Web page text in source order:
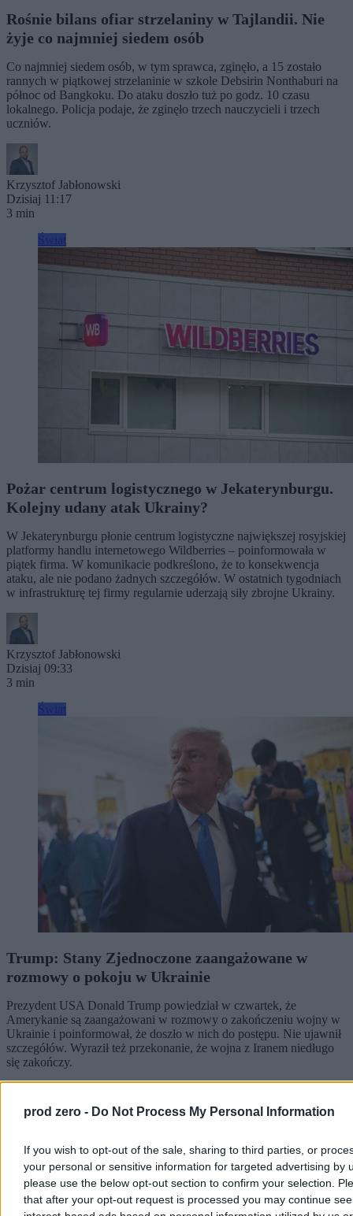
prod zero - Do Not Process My Personal Information
If you wish to opt-out of the sale, sharing to third parties, or
your personal or sensitive information for targeted advertising by
please use the below opt-out section to confirm your selection.
that after your opt-out request is processed you may continue
Rośnie bilans ofiar strzelaniny w Tajlandii. Nie
żyje co najmniej siedem osób
Co najmniej siedem osób, w tym sprawca, zginęło, a 15 zostało
rannych w piątkowej strzelaninie w szkole Debsirin Nonthaburi na
północ od Bangkoku. Do ataku doszło tuż po godz. 10 czasu
lokalnego. Policja podaje, że zginęło trzech nauczycieli i trzech
uczniów.
Krzysztof Jabłonowski
Dzisiaj 11:17
3 min
Pożar centrum logistycznego w Jekaterynburgu.
Kolejny udany atak Ukrainy?
W Jekaterynburgu płonie centrum logistyczne największej rosyjskiej
platformy handlu internetowego Wildberries – poinformowała w
piątek firma. W komunikacie podkreślono, że to konsekwencja
ataku, ale nie podano żadnych szczegółów. W ostatnich tygodniach
w infrastrukturę tej firmy regularnie uderzają siły zbrojne Ukrainy.
Krzysztof Jabłonowski
Dzisiaj 09:33
3 min
Trump: Stany Zjednoczone zaangażowane w
rozmowy o pokoju w Ukrainie
Prezydent USA Donald Trump powiedział w czwartek, że
Amerykanie są zaangażowani w rozmowy o zakończeniu wojny w
Ukrainie i poinformował, że doszło w nich do postępu. Nie ujawnił
szczegółów. Wyraził też przekonanie, że wojna z Iranem niedługo
się zakończy.
3 min
Reklama
Reklama